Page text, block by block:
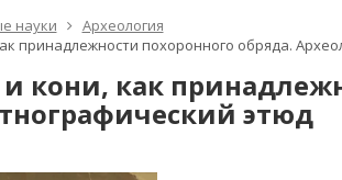
науки
Археология
принадлежности похоронного обряда.
кони, как
этюд